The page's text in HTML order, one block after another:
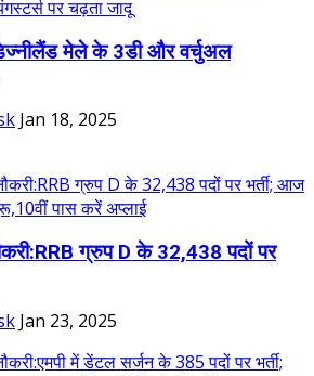
डिज्नीलैंड मेले के 3डी और वर्चुअल
Jan 18, 2025
ग्रुप D के 32,438 पदों पर
Jan 23, 2025